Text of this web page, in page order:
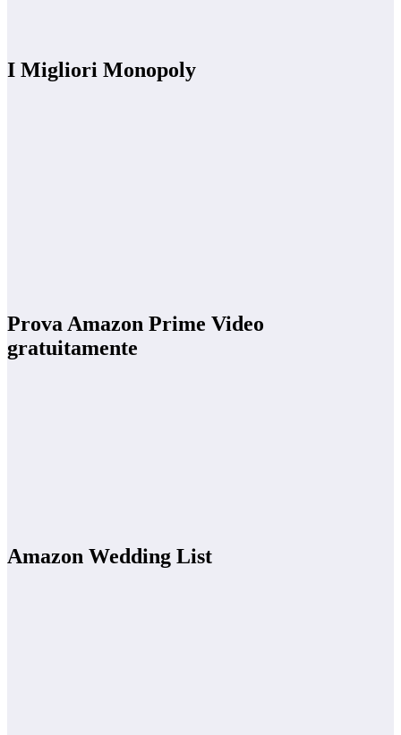
I Migliori Monopoly
Prova Amazon Prime Video
gratuitamente
Amazon Wedding List